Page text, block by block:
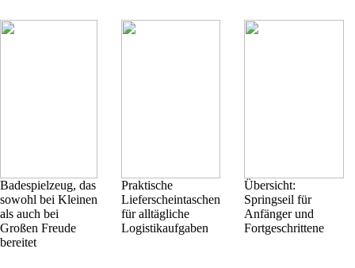
Badespielzeug, das
sowohl bei Kleinen
als auch bei
Großen Freude
bereitet
Praktische
Lieferscheintaschen
für alltägliche
Logistikaufgaben
Übersicht:
Springseil für
Anfänger und
Fortgeschrittene